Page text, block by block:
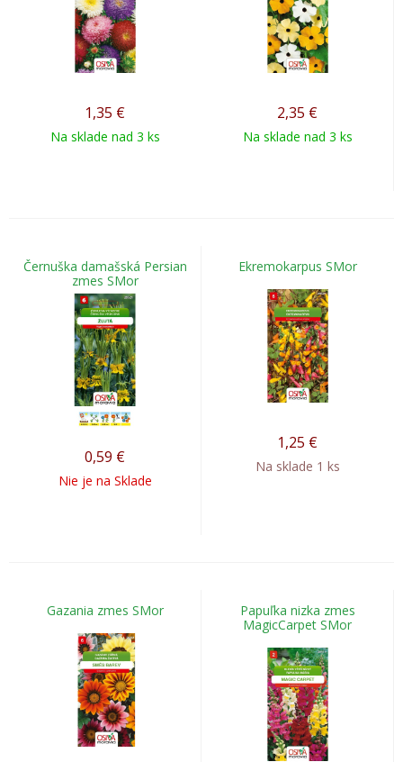
1,35 €
Na sklade nad 3 ks
2,35 €
Na sklade nad 3 ks
Černuška damašská Persian
zmes SMor
0,59 €
Nie je na Sklade
Ekremokarpus SMor
1,25 €
Na sklade 1 ks
Gazania zmes SMor
Papuľka nizka zmes
MagicCarpet SMor